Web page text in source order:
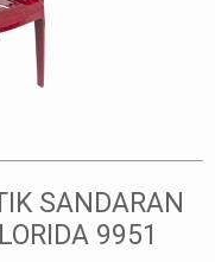
SANDARAN
9951